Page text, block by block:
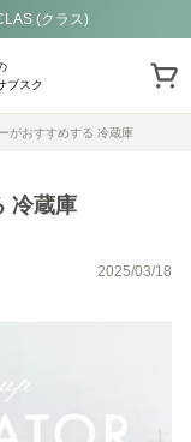
(クラス)
ブスク
がおすすめする 冷蔵庫
冷蔵庫
2025/03/18